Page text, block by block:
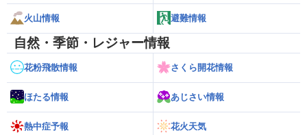
火山情報 避難情報
自然・季節・レジャー情報
花粉飛散情報 さくら開花情報
ほたる情報 あじさい情報
熱中症予報 花火天気